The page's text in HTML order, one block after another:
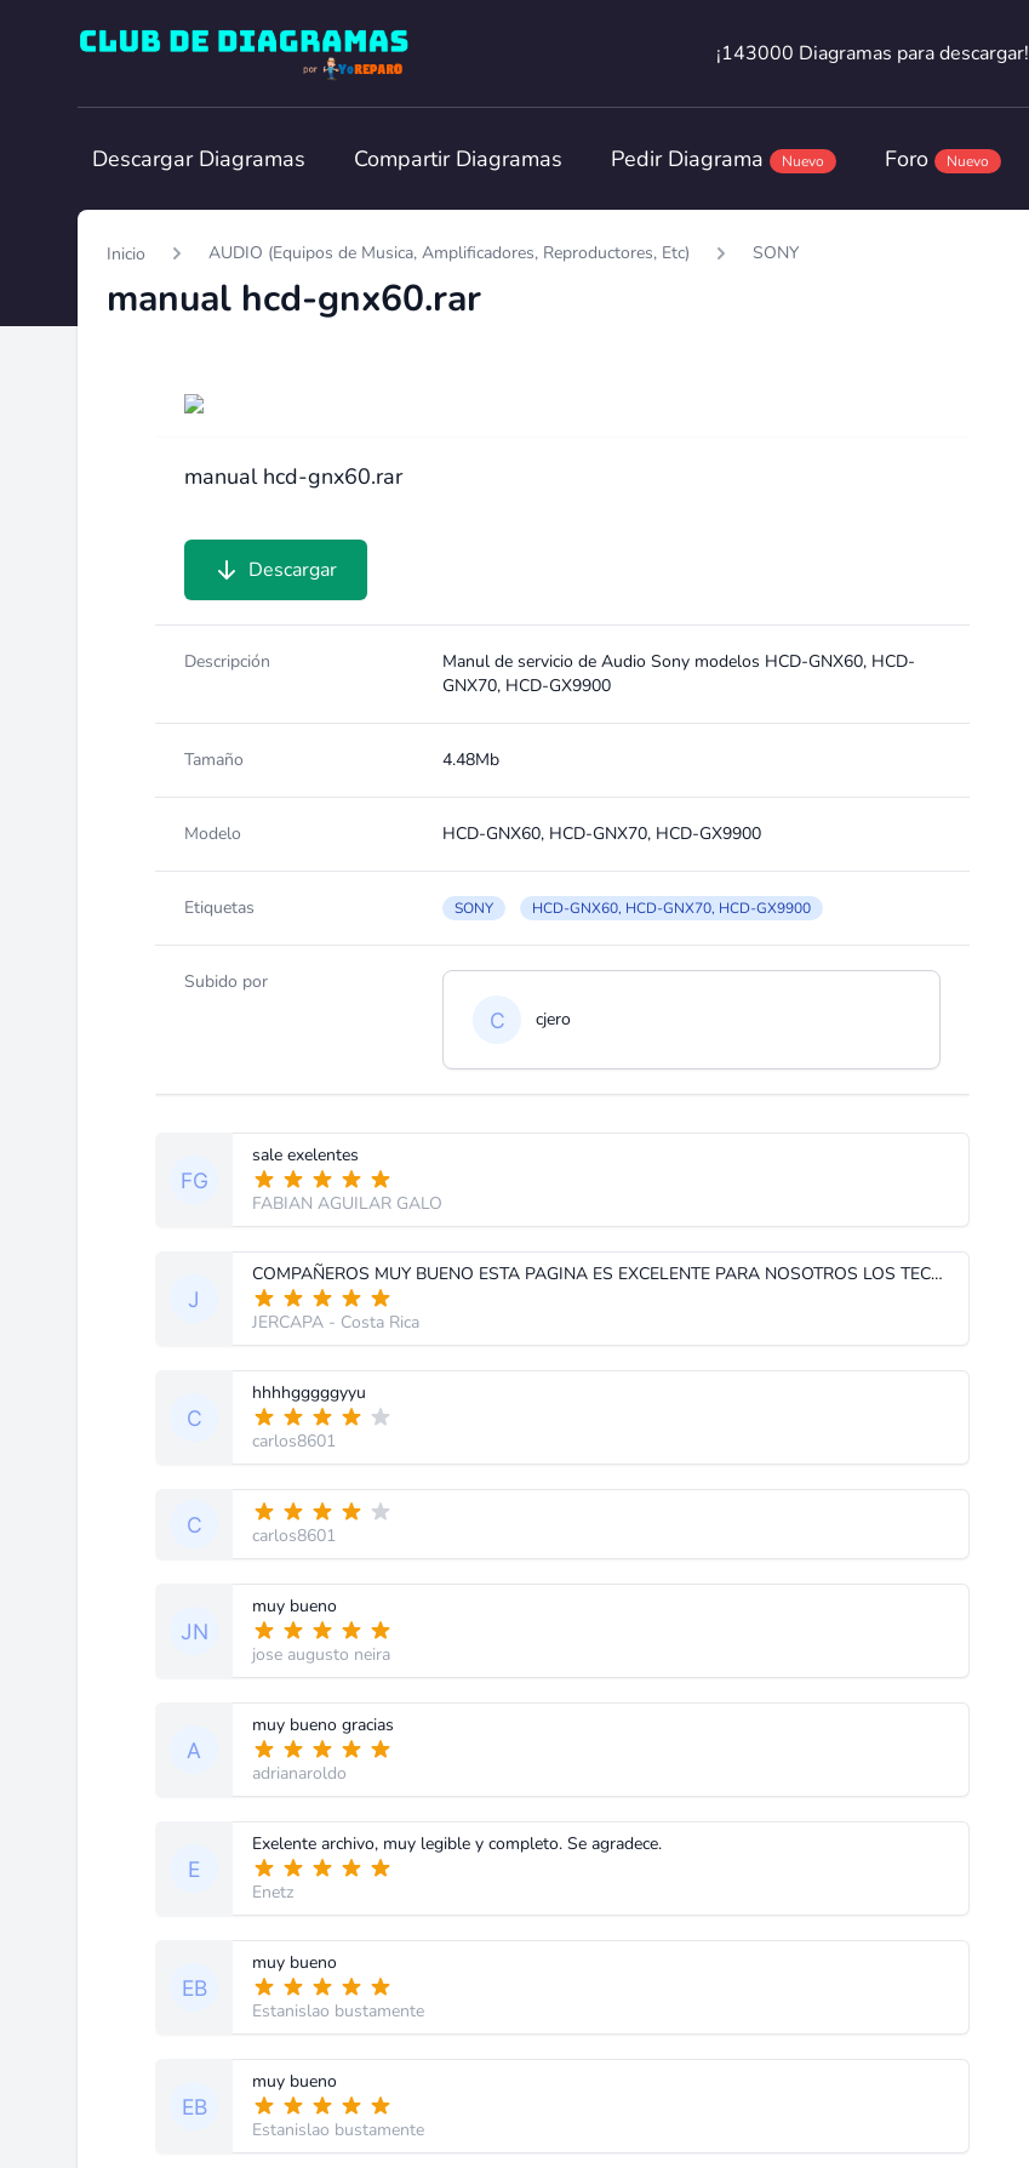
Club de Diagramas
¡143000 Diagramas para descargar!
¡143000 Diagramas para descargar!
Descargar Diagramas Compartir Diagramas Pedir Diagrama Nuevo Foro Nuevo
Inicio AUDIO (Equipos de Musica, Amplificadores, Reproductores, Etc) SONY
manual hcd-gnx60.rar
manual hcd-gnx60.rar
Descargar
Descripción
Manul de servicio de Audio Sony modelos HCD-GNX60, HCD-
GNX70, HCD-GX9900
Tamaño 4.48Mb
Modelo HCD-GNX60, HCD-GNX70, HCD-GX9900
Etiquetas SONY HCD-GNX60, HCD-GNX70, HCD-GX9900
Subido por
cjero
sale exelentes
FABIAN AGUILAR GALO
COMPAÑEROS MUY BUENO ESTA PAGINA ES EXCELENTE PARA NOSOTROS LOS TECNICOS
JERCAPA - Costa Rica
hhhhgggggyyu
carlos8601
carlos8601
muy bueno
jose augusto neira
muy bueno gracias
adrianaroldo
Exelente archivo, muy legible y completo. Se agradece.
Enetz
muy bueno
Estanislao bustamente
muy bueno
Estanislao bustamente